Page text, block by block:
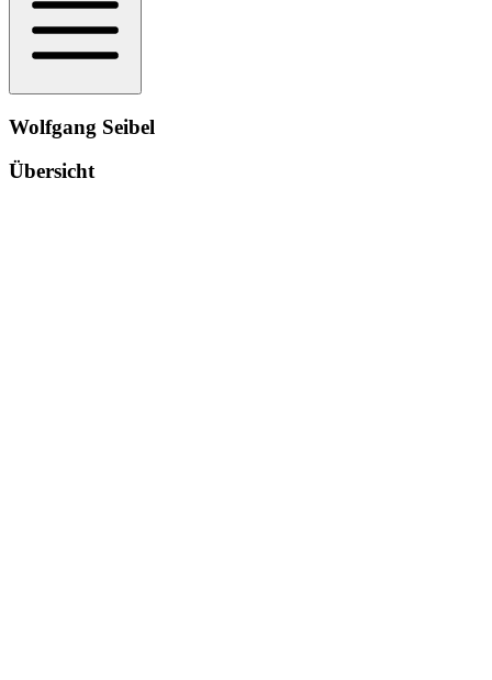
Wolfgang Seibel
Übersicht